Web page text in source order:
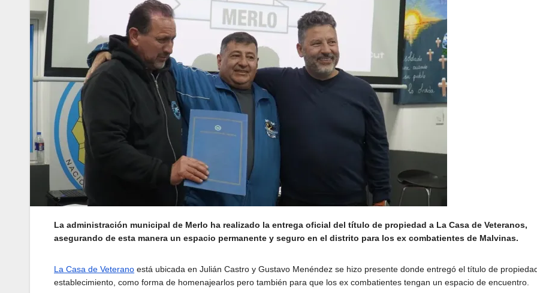
La administración municipal de Merlo ha realizado la entrega oficial del título de propiedad a La Casa de Veteranos,
asegurando de esta manera un espacio permanente y seguro en el distrito para los ex combatientes de Malvinas.
La Casa de Veterano está ubicada en Julián Castro y Gustavo Menéndez se hizo presente donde entregó el título de
establecimiento, como forma de homenajearlos pero también para que los ex combatientes tengan un espacio de encuentro.